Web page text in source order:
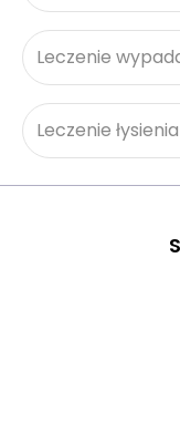
Leczenie
Leczenie łysienia